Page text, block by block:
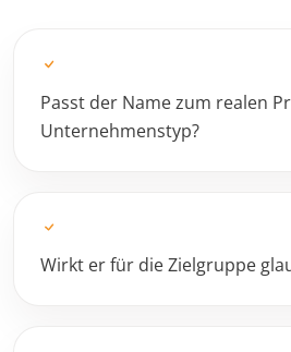
Passt der Name zum realen
Unternehmenstyp?
Wirkt er für die Zielgruppe